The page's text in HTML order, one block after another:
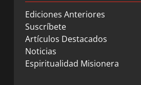
Ediciones Anteriores
Suscríbete
Artículos Destacados
Noticias
Espiritualidad Misionera